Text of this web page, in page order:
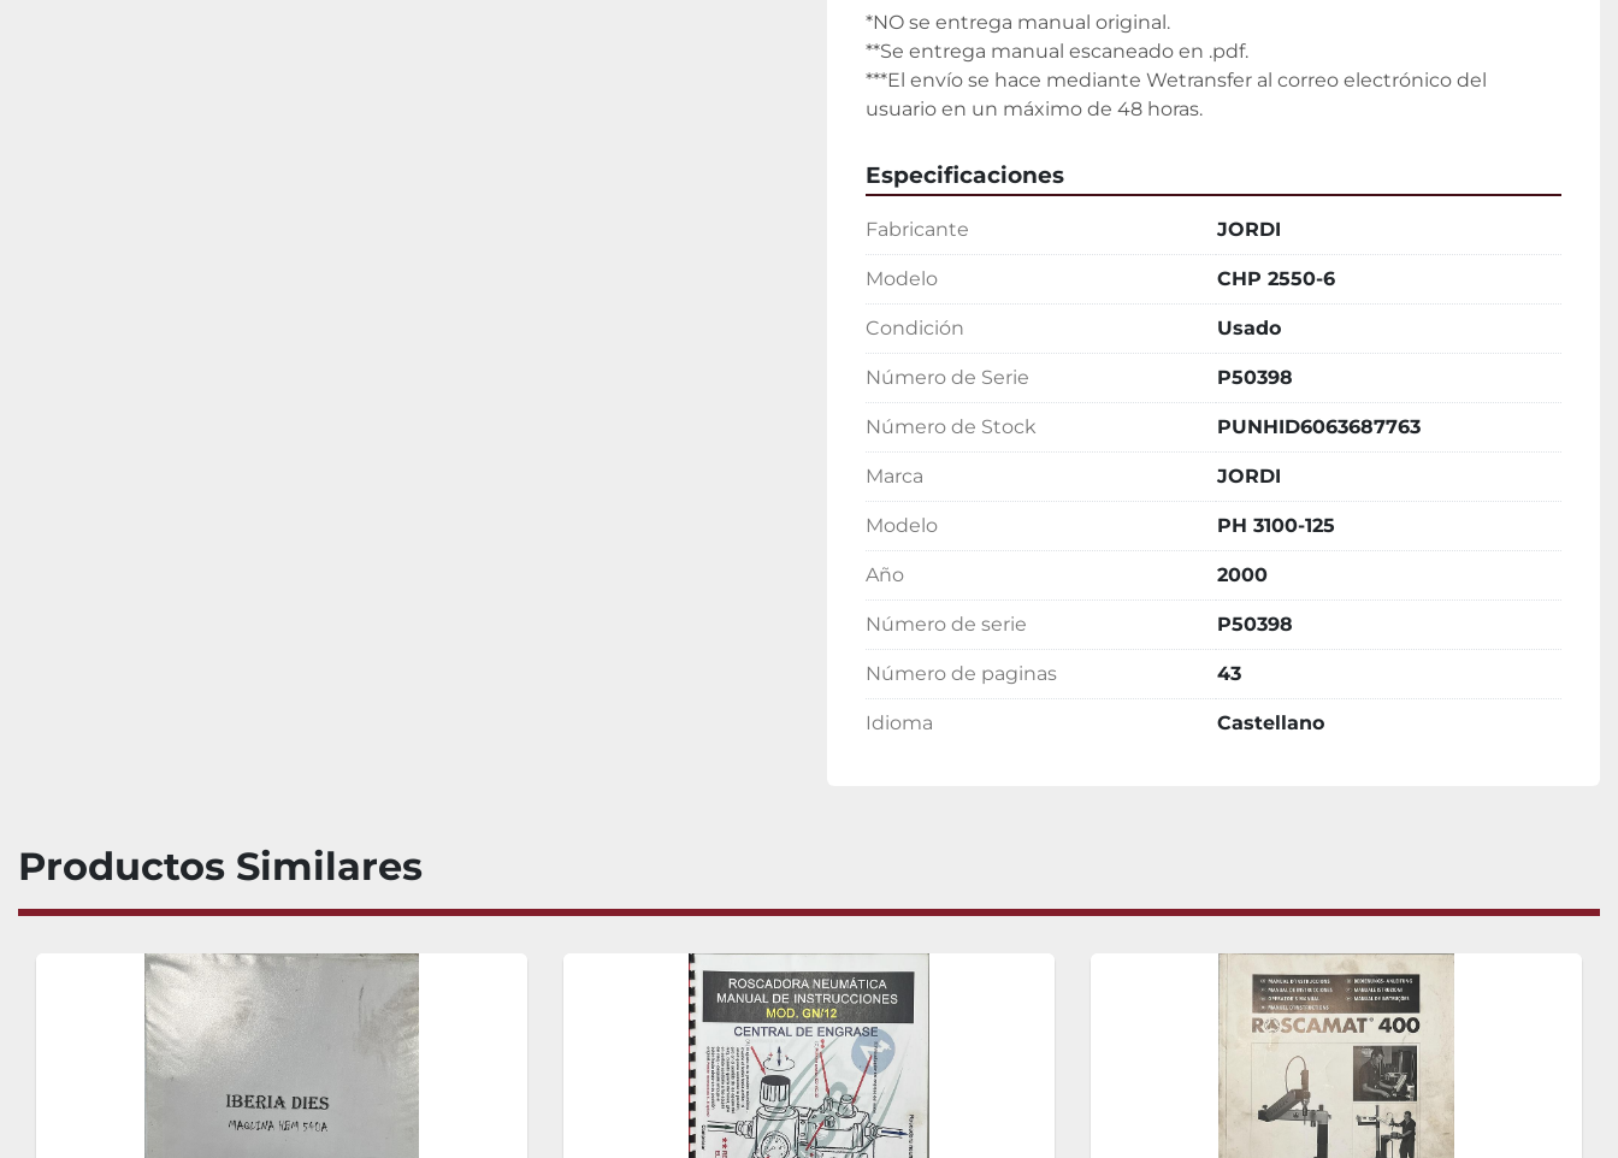
*NO se entrega manual original.
**Se entrega manual escaneado en .pdf.
***El envío se hace mediante Wetransfer al correo electrónico del
usuario en un máximo de 48 horas.
Especificaciones
Fabricante JORDI
Modelo CHP 2550-6
Condición Usado
Número de Serie P50398
Número de Stock PUNHID6063687763
Marca JORDI
Modelo PH 3100-125
Año 2000
Número de serie P50398
Número de paginas 43
Idioma Castellano
Productos Similares